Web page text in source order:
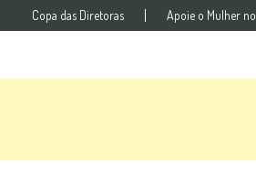
Copa das Diretoras Apoie o Mulher